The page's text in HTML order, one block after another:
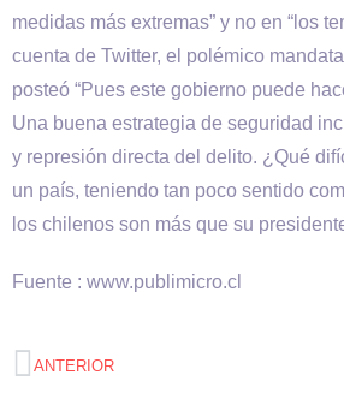
medidas más extremas” y no en “los
cuenta de Twitter, el polémico
posteó “Pues este gobierno puede
Una buena estrategia de seguridad
y represión directa del delito. ¿Qué
un país, teniendo tan poco sentido
los chilenos son más que su
Fuente : www.publimicro.cl
ANTERIOR